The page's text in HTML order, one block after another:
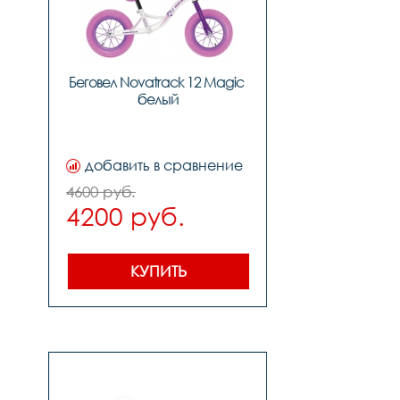
,подседельный
Беговел Novatrack 12 Magic
белый
добавить в сравнение
4600 руб.
4200 руб.
КУПИТЬ